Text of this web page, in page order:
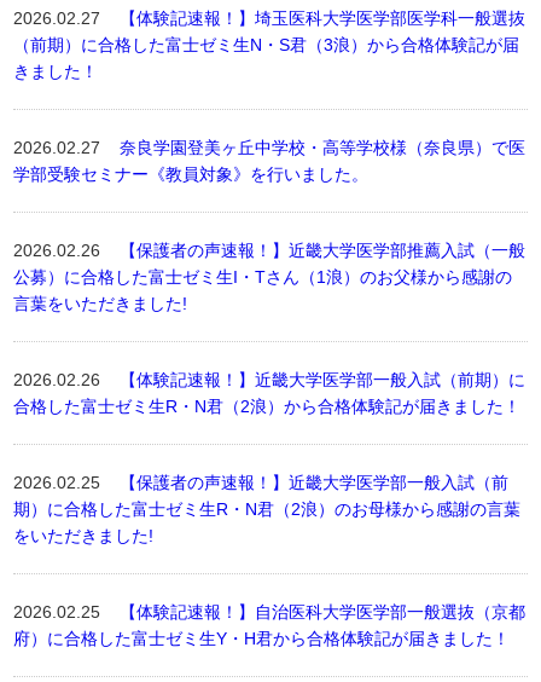
2026.02.27
【体験記速報！】埼玉医科大学医学部医学科一般選抜
（前期）に合格した富士ゼミ生N・S君（3浪）から合格体験記が届
きました！
2026.02.27奈良学園登美ヶ丘中学校・高等学校様（奈良県）で医
学部受験セミナー《教員対象》を行いました。
2026.02.26
【保護者の声速報！】近畿大学医学部推薦入試（一般
公募）に合格した富士ゼミ生I・Tさん（1浪）のお父様から感謝の
言葉をいただきました!
2026.02.26
【体験記速報！】近畿大学医学部一般入試（前期）に
合格した富士ゼミ生R・N君（2浪）から合格体験記が届きました！
2026.02.25
【保護者の声速報！】近畿大学医学部一般入試（前
期）に合格した富士ゼミ生R・N君（2浪）のお母様から感謝の言葉
をいただきました!
2026.02.25
【体験記速報！】自治医科大学医学部一般選抜（京都
府）に合格した富士ゼミ生Y・H君から合格体験記が届きました！